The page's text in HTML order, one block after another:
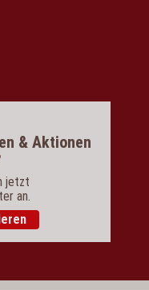
& Aktionen
jetzt
an.